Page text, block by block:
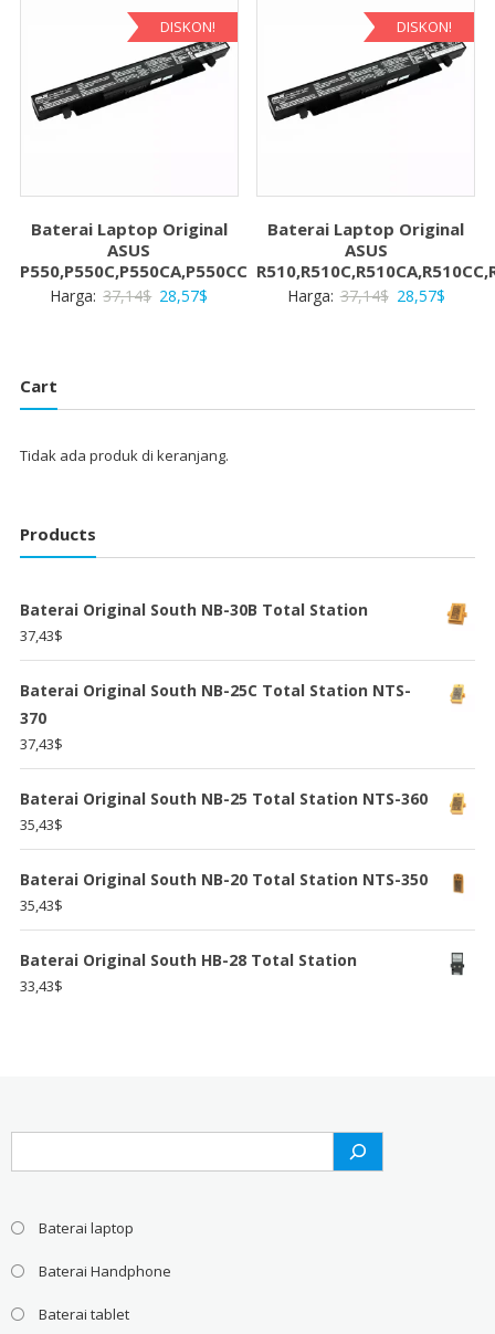
28,57$.
28,57$.
DISKON!
Baterai Laptop Original
ASUS
P550,P550C,P550CA,P550CC
Harga: 37,14$ Harga
28,57$
28,57$.
DISKON!
Baterai Laptop Original
ASUS
Harga: 37,14$ Harga
28,57$Harga
28,57$.
Cart
Tidak ada produk di keranjang.
Products
Baterai Original South NB-30B Total Station
37,43$
Baterai Original South NB-25C Total Station NTS-
370
37,43$
Baterai Original South NB-25 Total Station NTS-360
35,43$
Baterai Original South NB-20 Total Station NTS-350
35,43$
Baterai Original South HB-28 Total Station
33,43$
Baterai laptop
Baterai Handphone
Baterai tablet